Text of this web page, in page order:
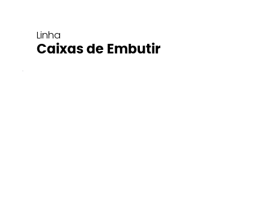
Linha
Caixas de Embutir